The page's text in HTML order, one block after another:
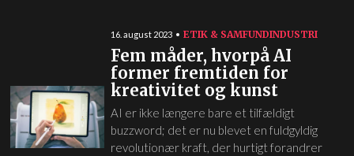
16. august 2023 ETIK & SAMFUNDINDUSTRI
Fem måder, hvorpå AI
former fremtiden for
kreativitet og kunst
AI er ikke længere bare et tilfældigt
buzzword; det er nu blevet en fuldgyldig
revolutionær kraft, der hurtigt forandrer